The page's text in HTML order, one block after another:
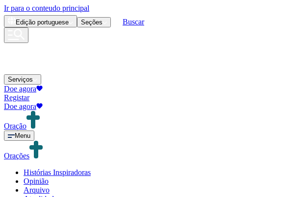
Ir para o conteudo principal
Edição portuguese Seções Buscar
Serviços
Doe agora
Registar
Doe agora
Oração
Menu
Orações
Histórias Inspiradoras
Opinião
Arquivo